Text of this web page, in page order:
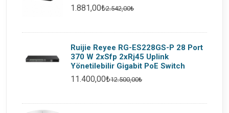
1.881,00₺2.542,00₺
Ruijie Reyee RG-ES228GS-P 28 Port
370 W 2xSfp 2xRj45 Uplink
Yönetilebilir Gigabit PoE Switch
11.400,00₺12.500,00₺